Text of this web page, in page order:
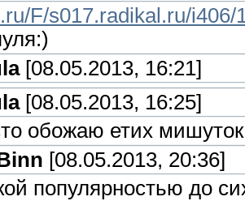
F/s017.radikal.ru/
[08.05.2013, 16:21]
[08.05.2013, 16:25]
обожаю етих
[08.05.2013, 20:36]
популярностью до